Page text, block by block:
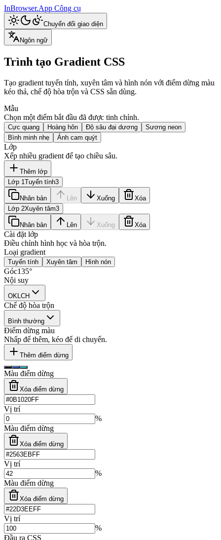
InBrowser.App Công cụ
Chuyển đổi giao diện
Ngôn ngữ
Trình tạo Gradient CSS
Tạo gradient tuyến tính, xuyên tâm và hình nón với điểm dừng màu
kéo thả, chế độ hòa trộn và CSS sẵn dùng.
Mẫu
Chọn một điểm bắt đầu đã được tinh chỉnh.
Cực quang Hoàng hôn Độ sâu đại dương
Sương neon
Bình minh nhẹ
Ánh cam quýt
Lớp
Xếp nhiều gradient để tạo chiều sâu.
Thêm lớp
Lớp 1 Tuyến tính3
Nhân bản Lên Xuống
Xóa
Lớp 2Xuyên tâm3
Nhân bản Lên Xuống Xóa
Cài đặt lớp
Điều chỉnh hình học và hòa trộn.
Loại gradient
Tuyến tính Xuyên tâm Hình nón
Góc135°
Nội suy
OKLCH
Chế độ hòa trộn
Bình thường
Điểm dừng màu
Nhấp để thêm, kéo để di chuyển.
Thêm điểm dừng
Màu điểm dừng
Xóa điểm dừng
Vị trí
%
Màu điểm dừng
Xóa điểm dừng
Vị trí
%
Màu điểm dừng
Xóa điểm dừng
Vị trí
%
Đầu ra CSS